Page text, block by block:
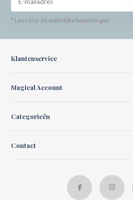
* Lees hier de wettelijke beperkingen
Klantenservice
Magical Account
Categorieën
Contact